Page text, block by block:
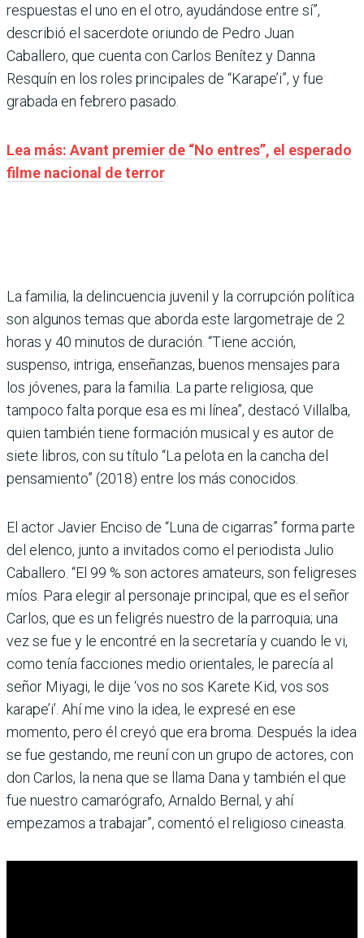
respuestas el uno en el otro, ayudándose entre sí”,
describió el sacerdote oriundo de Pedro Juan
Caballero, que cuenta con Carlos Benítez y Danna
Resquín en los roles principales de “Karape’i”, y fue
grabada en febrero pasado.
Lea más: Avant premier de “No entres”, el esperado
filme nacional de terror
La familia, la delincuencia juvenil y la corrupción política
son algunos temas que aborda este largometraje de 2
horas y 40 minutos de duración. “Tiene acción,
suspenso, intriga, enseñanzas, buenos mensajes para
los jóvenes, para la familia. La parte religiosa, que
tampoco falta porque esa es mi línea”, destacó Villalba,
quien también tiene formación musical y es autor de
siete libros, con su título “La pelota en la cancha del
pensamiento” (2018) entre los más conocidos.
El actor Javier Enciso de “Luna de cigarras” forma parte
del elenco, junto a invitados como el periodista Julio
Caballero. “El 99 % son actores amateurs, son feligreses
míos. Para elegir al personaje principal, que es el señor
Carlos, que es un feligrés nuestro de la parroquia; una
vez se fue y le encontré en la secretaría y cuando le vi,
como tenía facciones medio orientales, le parecía al
señor Miyagi, le dije ‘vos no sos Karete Kid, vos sos
karape’i’. Ahí me vino la idea, le expresé en ese
momento, pero él creyó que era broma. Después la idea
se fue gestando, me reuní con un grupo de actores, con
don Carlos, la nena que se llama Dana y también el que
fue nuestro camarógrafo, Arnaldo Bernal, y ahí
empezamos a trabajar”, comentó el religioso cineasta.